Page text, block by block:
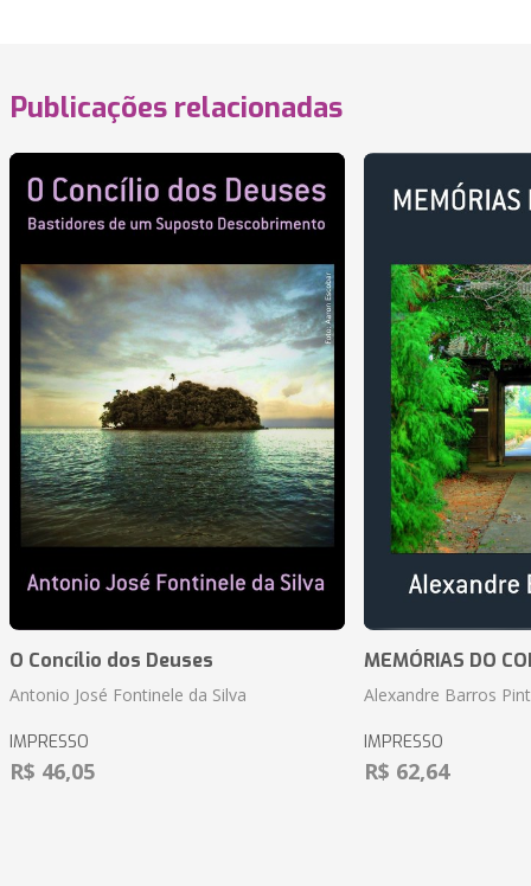
Publicações relacionadas
O Concílio dos Deuses
Antonio José Fontinele da Silva
IMPRESSO
R$ 46,05
MEMÓRIAS DO
Alexandre Barros
IMPRESSO
R$ 62,64